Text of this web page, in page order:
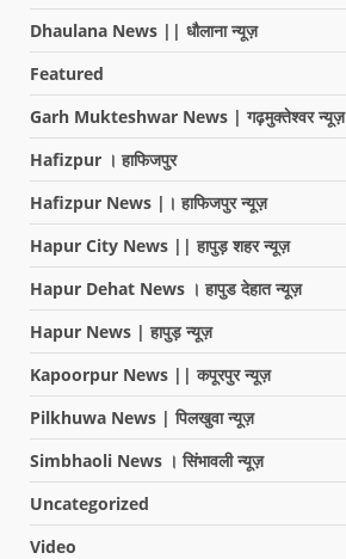
Dhaulana News || धौलाना न्यूज़
Featured
Garh Mukteshwar News | गढ़मुक्तेश्वर न्यूज़
Hafizpur । हाफिजपुर
Hafizpur News |। हाफिजपुर न्यूज़
Hapur City News || हापुड़ शहर न्यूज़
Hapur Dehat News । हापुड देहात न्यूज़
Hapur News | हापुड़ न्यूज़
Kapoorpur News || कपूरपुर न्यूज़
Pilkhuwa News | पिलखुवा न्यूज़
Simbhaoli News । सिंभावली न्यूज़
Uncategorized
Video